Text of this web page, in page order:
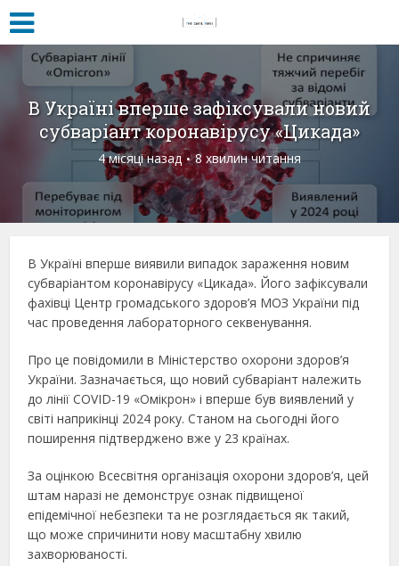
В Україні вперше зафіксували новий
субваріант коронавірусу «Цикада»
4 місяці назад 8 хвилин читання
В Україні вперше виявили випадок зараження новим
субваріантом коронавірусу «Цикада». Його зафіксували
фахівці Центр громадського здоров’я МОЗ України під
час проведення лабораторного секвенування.
Про це повідомили в Міністерство охорони здоров’я
України. Зазначається, що новий субваріант належить
до лінії COVID-19 «Омікрон» і вперше був виявлений у
світі наприкінці 2024 року. Станом на сьогодні його
поширення підтверджено вже у 23 країнах.
За оцінкою Всесвітня організація охорони здоров’я, цей
штам наразі не демонструє ознак підвищеної
епідемічної небезпеки та не розглядається як такий,
що може спричинити нову масштабну хвилю
захворюваності.